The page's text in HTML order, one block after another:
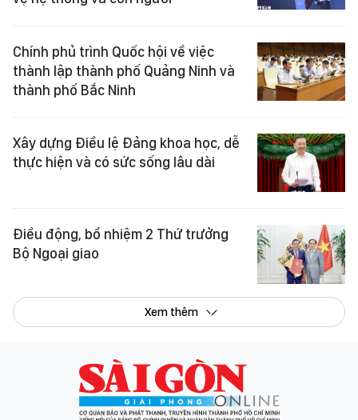
Chính phủ trình Quốc hội về việc
thành lập thành phố Quảng Ninh và
thành phố Bắc Ninh
Xây dựng Điều lệ Đảng khoa học, dễ
thực hiện và có sức sống lâu dài
Điều động, bổ nhiệm 2 Thứ trưởng
Bộ Ngoại giao
Xem thêm